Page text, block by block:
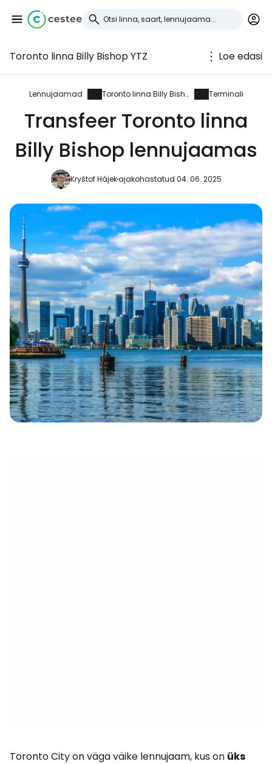
Toronto linna Billy Bishop YTZ Loe edasi
Lennujaamad Toronto linna Billy Bishop Terminali
Transfeer Toronto linna
Billy Bishop lennujaamas
Kryštof Hájekajakohastatud 04. 06. 2025
Toronto City on väga väike lennujaam, kus on üks
Logi sisse
Cestee'sse
... ülemaailmne reisikogukond
Jätka Google'iga
Jätkake e-kirjaga